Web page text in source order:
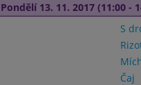
Pondělí 13. 11. 2017 (11:00 -
S
Čaj